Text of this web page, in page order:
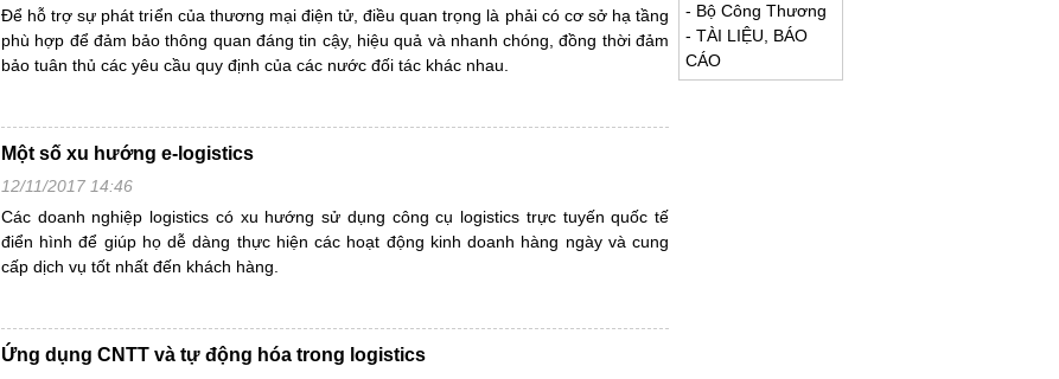
Để hỗ trợ sự phát triển của thương mại điện tử, điều quan trọng là phải có cơ sở hạ tầng
phù hợp để đảm bảo thông quan đáng tin cậy, hiệu quả và nhanh chóng, đồng thời đảm
bảo tuân thủ các yêu cầu quy định của các nước đối tác khác nhau.
Một số xu hướng e-logistics
12/11/2017 14:46
Các doanh nghiệp logistics có xu hướng sử dụng công cụ logistics trực tuyến quốc tế
điển hình để giúp họ dễ dàng thực hiện các hoạt động kinh doanh hàng ngày và cung
cấp dịch vụ tốt nhất đến khách hàng.
Ứng dụng CNTT và tự động hóa trong logistics
- Bộ Công Thương
- TÀI LIỆU, BÁO
CÁO